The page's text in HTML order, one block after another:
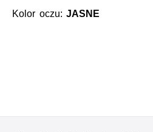
Kolor oczu:JASNE